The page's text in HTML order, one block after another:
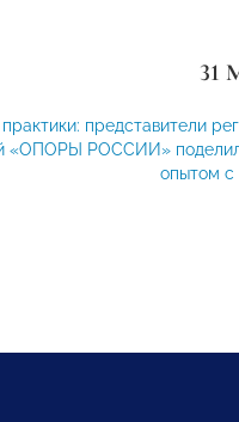
31
представители
«ОПОРЫ РОССИИ»
опытом с